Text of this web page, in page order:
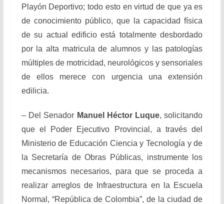
Playón Deportivo; todo esto en virtud de que ya es
de conocimiento público, que la capacidad física
de su actual edificio está totalmente desbordado
por la alta matricula de alumnos y las patologías
múltiples de motricidad, neurológicos y sensoriales
de ellos merece con urgencia una extensión
edilicia.
– Del Senador Manuel Héctor Luque, solicitando
que el Poder Ejecutivo Provincial, a través del
Ministerio de Educación Ciencia y Tecnología y de
la Secretaría de Obras Públicas, instrumente los
mecanismos necesarios, para que se proceda a
realizar arreglos de Infraestructura en la Escuela
Normal, “República de Colombia”, de la ciudad de